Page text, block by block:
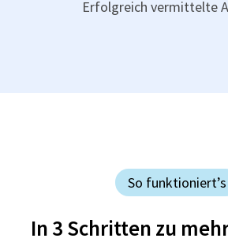
Erfolgreich vermittelte
So funktioniert’s
In 3 Schritten zu